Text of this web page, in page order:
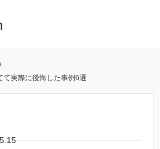
/
て実際に後悔した事例6選